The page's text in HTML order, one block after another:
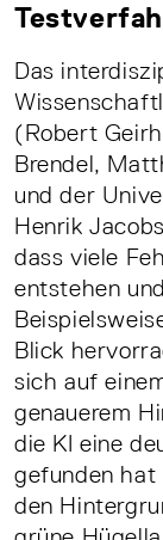
Das
(Robert
Brendel,
und der
Henrik
dass viele
entstehen
Blick
sich auf
genauerem
die KI eine
gefunden hat
den